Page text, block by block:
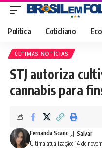
Política Cotidiano
ÚLTIMAS NOTÍCIAS
STJ autoriza
cannabis para
Última atualização: 14 de
Fernanda Scano